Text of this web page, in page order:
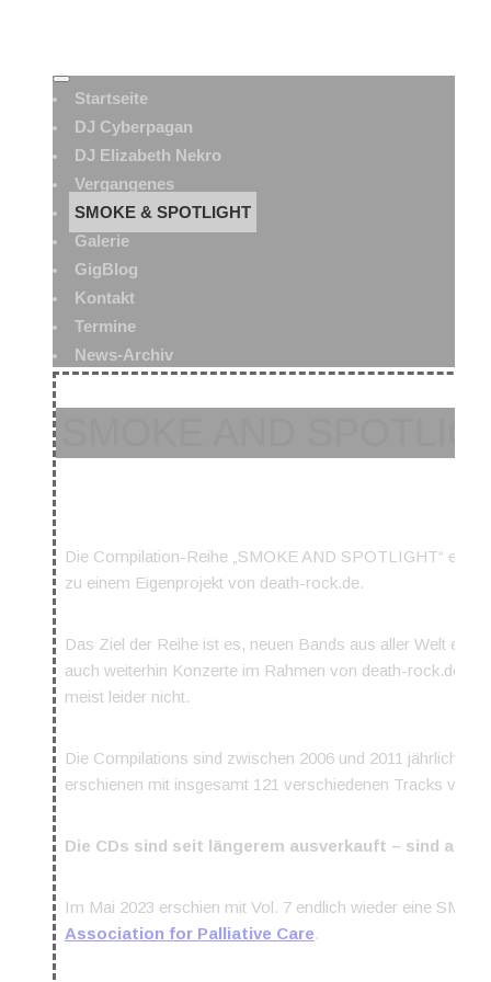
Startseite
DJ Cyberpagan
DJ Elizabeth Nekro
Vergangenes
SMOKE & SPOTLIGHT
Galerie
GigBlog
Kontakt
Termine
News-Archiv
Die Compilation-Reihe „SMOKE AND SPOTLIGHT“
zu einem Eigenprojekt von death-rock.de.
Das Ziel der Reihe ist es, neuen Bands aus aller Welt
auch weiterhin Konzerte im Rahmen von death-rock.de
meist leider nicht.
Die Compilations sind zwischen 2006 und 2011 jährlich
erschienen mit insgesamt 121 verschiedenen Tracks von
Die CDs sind seit längerem ausverkauft – sind
Im Mai 2023 erschien mit Vol. 7 endlich wieder eine
Association for Palliative Care.